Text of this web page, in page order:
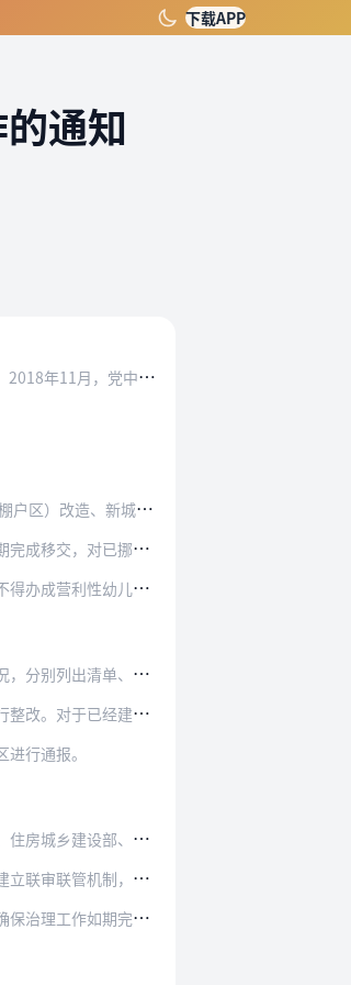
下载APP
通知
城
镇小区配套建设幼儿园是城镇公共服务设施建设的重要内容，是扩大普惠性学前教育资源的重要途径，是保障和改善民生的重要举措。2018年11月，党中央、国务院印发《关…
和居住区建设、易地…
采取有效措施予以收…
办园的，当地政府及…
。该项工作于2019…
理移交手续的，原则…
行通报。
民政部、自然资源…
查、全面整改等各…
社会监督，及时向社…